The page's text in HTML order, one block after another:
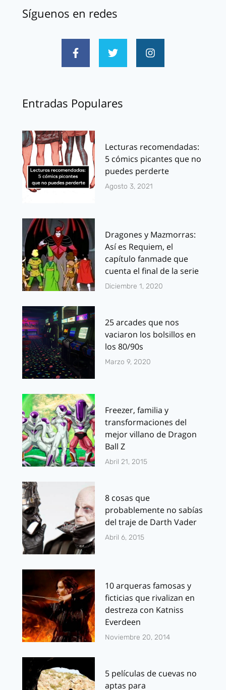
Síguenos en redes
Entradas Populares
Lecturas recomendadas:
5 cómics picantes que no
puedes perderte
Agosto 3, 2021
Dragones y Mazmorras:
Así es Requiem, el
capítulo fanmade que
cuenta el final de la serie
Diciembre 1, 2020
25 arcades que nos
vaciaron los bolsillos en
los 80/90s
Marzo 9, 2020
Freezer, familia y
transformaciones del
mejor villano de Dragon
Ball Z
Abril 21, 2015
8 cosas que
probablemente no sabías
del traje de Darth Vader
Abril 6, 2015
10 arqueras famosas y
ficticias que rivalizan en
destreza con Katniss
Everdeen
Noviembre 20, 2014
5 películas de cuevas no
aptas para